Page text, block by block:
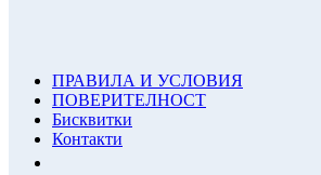
ПРАВИЛА И УСЛОВИЯ
ПОВЕРИТЕЛНОСТ
Бисквитки
Контакти